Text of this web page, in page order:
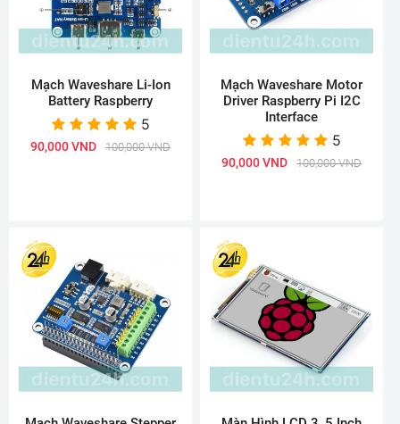
Mạch Waveshare Li-Ion
Battery Raspberry
5
90,000 VND 100,000 VND
Mạch Waveshare Motor
Driver Raspberry Pi I2C
Interface
5
90,000 VND 100,000 VND